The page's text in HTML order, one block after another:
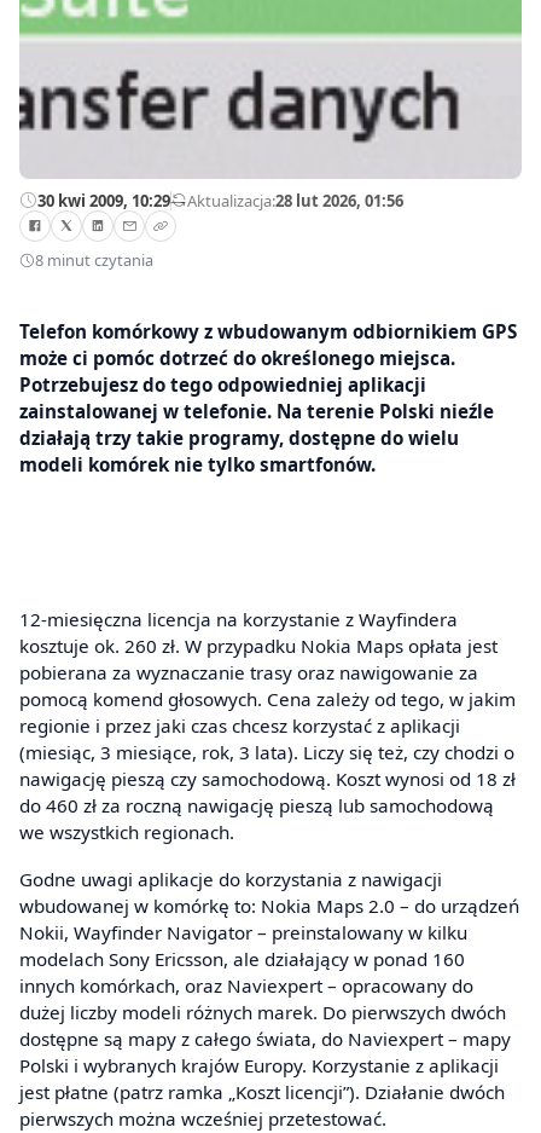
30 kwi 2009, 10:29—Aktualizacja:28 lut 2026, 01:56
8 minut czytania
Telefon komórkowy z wbudowanym odbiornikiem GPS
może ci pomóc dotrzeć do określonego miejsca.
Potrzebujesz do tego odpowiedniej aplikacji
zainstalowanej w telefonie. Na terenie Polski nieźle
działają trzy takie programy, dostępne do wielu
modeli komórek nie tylko smartfonów.
12-miesięczna licencja na korzystanie z Wayfindera
kosztuje ok. 260 zł. W przypadku Nokia Maps opłata jest
pobierana za wyznaczanie trasy oraz nawigowanie za
pomocą komend głosowych. Cena zależy od tego, w jakim
regionie i przez jaki czas chcesz korzystać z aplikacji
(miesiąc, 3 miesiące, rok, 3 lata). Liczy się też, czy chodzi o
nawigację pieszą czy samochodową. Koszt wynosi od 18 zł
do 460 zł za roczną nawigację pieszą lub samochodową
we wszystkich regionach.
Godne uwagi aplikacje do korzystania z nawigacji
wbudowanej w komórkę to: Nokia Maps 2.0 – do urządzeń
Nokii, Wayfinder Navigator – preinstalowany w kilku
modelach Sony Ericsson, ale działający w ponad 160
innych komórkach, oraz Naviexpert – opracowany do
dużej liczby modeli różnych marek. Do pierwszych dwóch
dostępne są mapy z całego świata, do Naviexpert – mapy
Polski i wybranych krajów Europy. Korzystanie z aplikacji
jest płatne (patrz ramka „Koszt licencji”). Działanie dwóch
pierwszych można wcześniej przetestować.